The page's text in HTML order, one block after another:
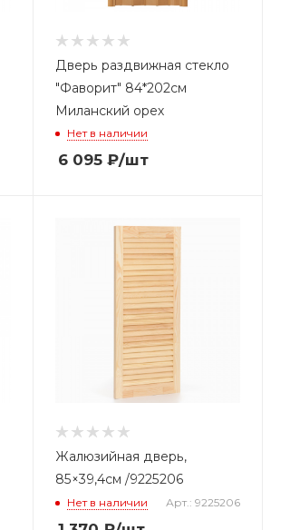
Дверь раздвижная стекло
"Фаворит" 84*202см
Миланский орех
Нет в наличии
6 095 ₽/шт
Жалюзийная дверь,
85×39,4см /9225206
Нет в наличии Арт.: 9225206